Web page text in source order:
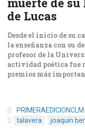
de Lucas
Desde el inicio de su
la enseñanza con su
profesor de la
actividad poética fue
premios más
talavera
joaquín